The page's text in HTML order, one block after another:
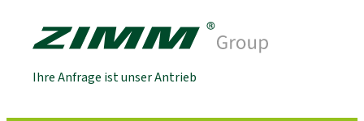
Ihre Anfrage ist unser Antrieb